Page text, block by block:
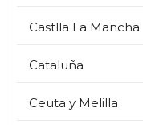
Castlla La Mancha
Cataluña
Ceuta y Melilla